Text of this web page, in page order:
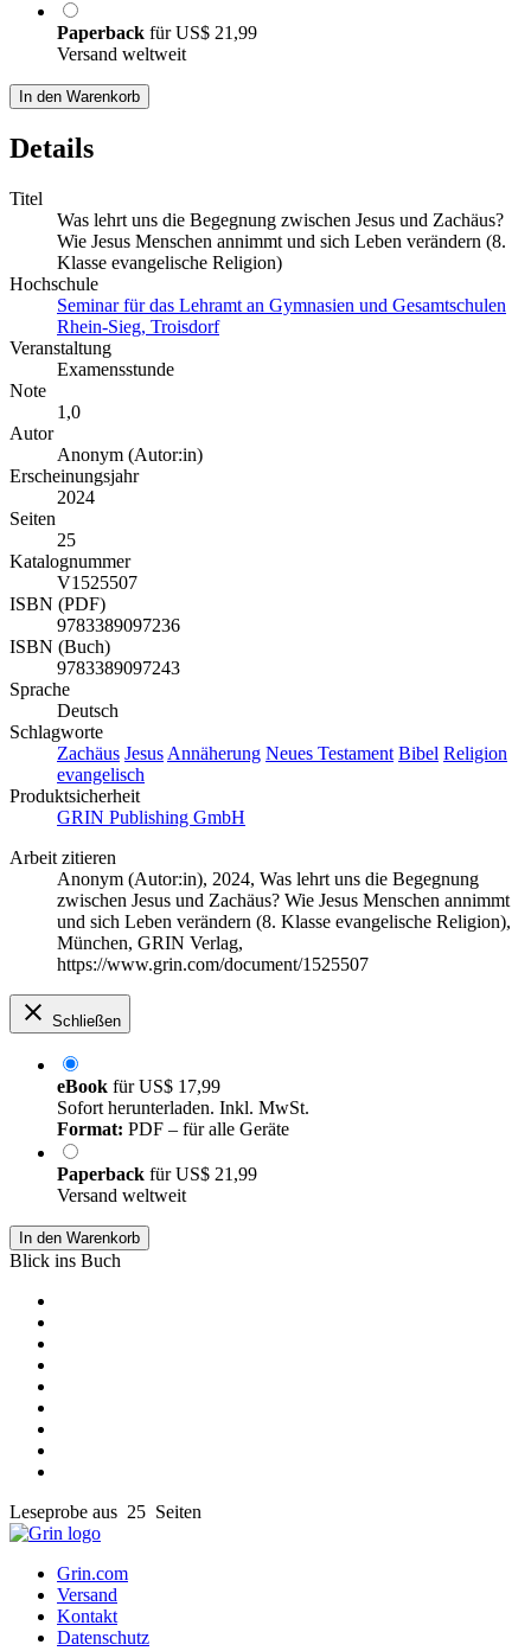
Paperback fürUS$ 21,99
Versand weltweit
In den Warenkorb
Details
Titel
Was lehrt uns die Begegnung zwischen Jesus und Zachäus?
Wie Jesus Menschen annimmt und sich Leben verändern (8.
Klasse evangelische Religion)
Hochschule
Seminar für das Lehramt an Gymnasien und Gesamtschulen
Rhein-Sieg, Troisdorf
Veranstaltung
Examensstunde
Note
1,0
Autor
Anonym (Autor:in)
Erscheinungsjahr
2024
Seiten
25
Katalognummer
V1525507
ISBN (PDF)
9783389097236
ISBN (Buch)
9783389097243
Sprache
Deutsch
Schlagworte
Zachäus Jesus Annäherung Neues Testament Bibel Religion
evangelisch
Produktsicherheit
GRIN Publishing GmbH
Arbeit zitieren
Anonym (Autor:in), 2024, Was lehrt uns die Begegnung
zwischen Jesus und Zachäus? Wie Jesus Menschen annimmt
und sich Leben verändern (8. Klasse evangelische Religion),
München, GRIN Verlag,
https://www.grin.com/document/1525507
Schließen
eBook fürUS$ 17,99
Sofort herunterladen. Inkl. MwSt.
Format: PDF – für alle Geräte
Paperback fürUS$ 21,99
Versand weltweit
In den Warenkorb
Blick ins Buch